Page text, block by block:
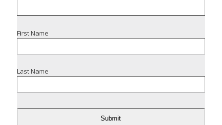
First Name
Last Name
Submit